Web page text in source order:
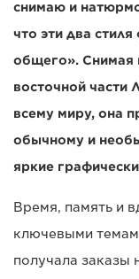
снимаю и
что эти два
общего». Снимая
восточной части
всему миру, она
обычному и
яркие
Время, память и
ключевыми
получала заказы